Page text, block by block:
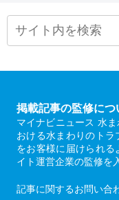
掲載記事の監修につ
マイナビニュース 水
おける水まわりのトラ
をお客様に届けられ
イト運営企業の監修を
記事に関するお問い合